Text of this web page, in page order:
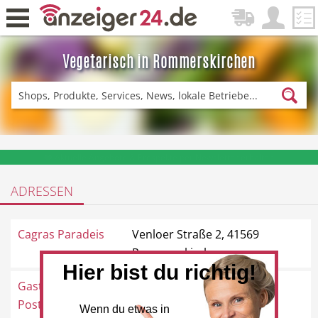
Vegetarisch in Rommerskirchen
Zurück
Fitness & Sport Einkaufen
DE-News News
Restaurant
ADRESSEN
Cagras Paradeis
Venloer Straße 2, 41569
Rommerskirchen
Gaststätte zur Alten
Post
Römerstraße 23, 41569
Rommerskirchen
Hier bist du richtig!
Wenn du etwas in